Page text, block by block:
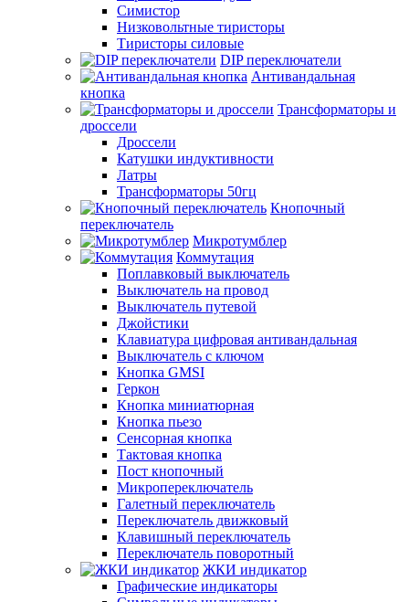
Симистор
Низковольтные тиристоры
Тиристоры силовые
DIP переключатели
Антивандальная
кнопка
Трансформаторы и
дроссели
Дроссели
Катушки индуктивности
Латры
Трансформаторы 50гц
Кнопочный
переключатель
Микротумблер
Коммутация
Поплавковый выключатель
Выключатель на провод
Выключатель путевой
Джойстики
Клавиатура цифровая антивандальная
Выключатель с ключом
Кнопка GMSI
Геркон
Кнопка миниатюрная
Кнопка пьезо
Сенсорная кнопка
Тактовая кнопка
Пост кнопочный
Микропереключатель
Галетный переключатель
Переключатель движковый
Клавишный переключатель
Переключатель поворотный
ЖКИ индикатор
Графические индикаторы